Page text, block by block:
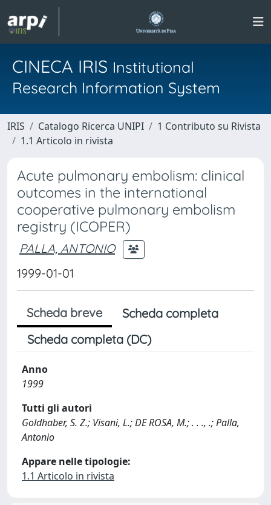
CINECA IRIS Institutional
Research Information System
IRIS Catalogo Ricerca UNIPI
1 Contributo su Rivista
1.1 Articolo in rivista
Acute pulmonary embolism: clinical
outcomes in the international
cooperative pulmonary embolism
registry (ICOPER)
PALLA, ANTONIO
1999-01-01
Scheda breve
Scheda completa
Scheda completa (DC)
Anno
1999
Tutti gli autori
Goldhaber, S. Z.; Visani, L.; DE ROSA, M.; . . ., .; Palla,
Antonio
Appare nelle tipologie:
1.1 Articolo in rivista